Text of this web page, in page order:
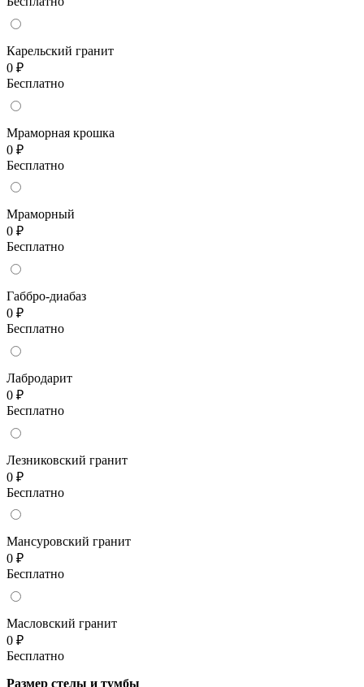
Карельский гранит
0 ₽
Бесплатно
Мраморная крошка
0 ₽
Бесплатно
Мраморный
0 ₽
Бесплатно
Габбро-диабаз
0 ₽
Бесплатно
Лабродарит
0 ₽
Бесплатно
Лезниковский гранит
0 ₽
Бесплатно
Мансуровский гранит
0 ₽
Бесплатно
Масловский гранит
0 ₽
Бесплатно
Размер стелы и тумбы